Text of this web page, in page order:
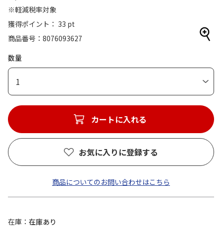
※軽減税率対象
獲得ポイント： 33 pt
商品番号
8076093627
数量
1
カートに入れる
お気に入りに登録する
商品についてのお問い合わせはこちら
在庫
在庫あり